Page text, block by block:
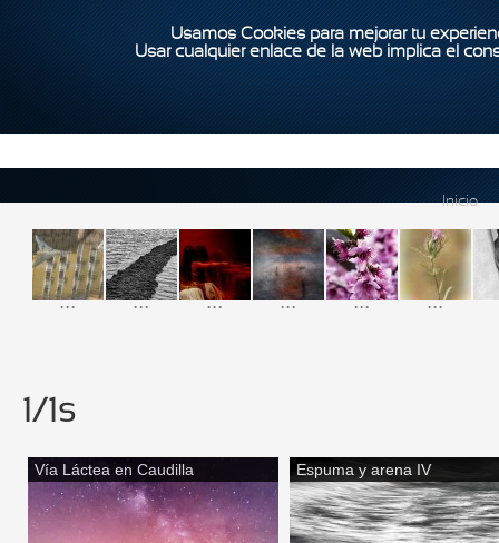
Usamos Cookies para mejorar tu
Usar cualquier enlace de la web implica el
Inicio
... ... ... ... ... ...
1/1s
Vía Láctea en Caudilla Espuma y arena IV